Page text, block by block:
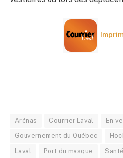
Arénas Courrier Laval En
Gouvernement du Québec
Laval Port du masque Santé